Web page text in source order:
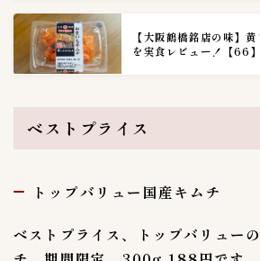
【大阪鶴橋銘店の味】
を実食レビュー！【66】
ベストプライス
トップバリュー国産キムチ
ベストプライス、トップバリュー